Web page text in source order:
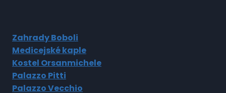
Zahrady Boboli
Medicejské kaple
Kostel Orsanmichele
Palazzo Pitti
Palazzo Vecchio